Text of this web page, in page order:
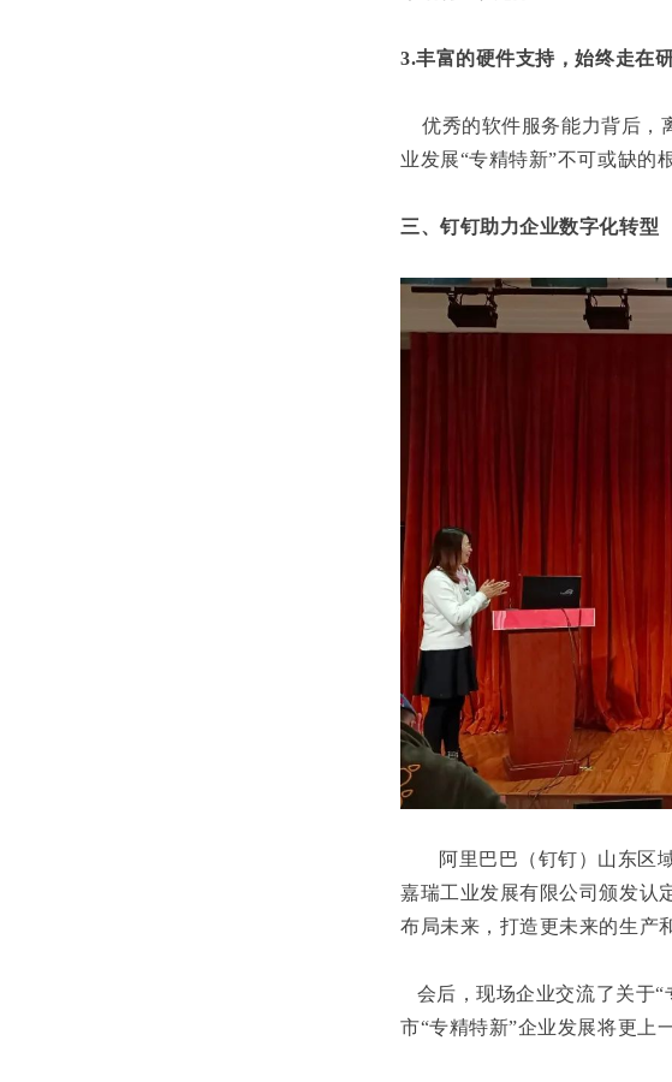
3.丰富的硬件支持，始终走在
优秀的软件服务能力背后，
业发展“专精特新”不可或缺的
三、钉钉助力企业数字化转型
阿里巴巴（钉钉）山东区
嘉瑞工业发展有限公司颁发认
布局未来，打造更未来的生产
会后，现场企业交流了关于“
市“专精特新”企业发展将更上